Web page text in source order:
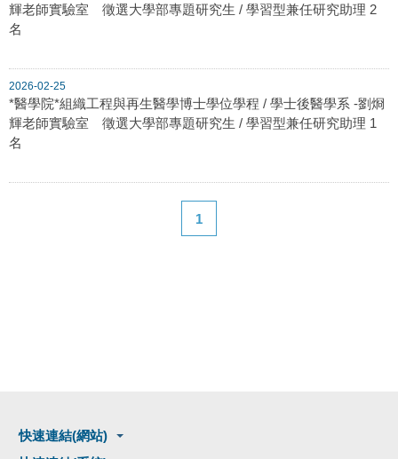
輝老師實驗室 徵選大學部專題研究生 / 學習型兼任研究助理 2
名
2026-02-25
*醫學院*組織工程與再生醫學博士學位學程 / 學士後醫學系 -劉烱
輝老師實驗室 徵選大學部專題研究生 / 學習型兼任研究助理 1
名
1
快速連結(網站)